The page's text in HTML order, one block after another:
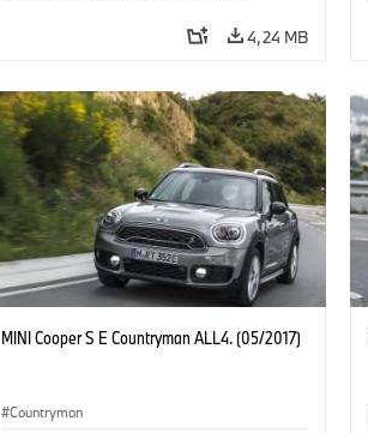
4,24 MB
MINI Cooper S E Countryman ALL4. (05/2017)
Countryman